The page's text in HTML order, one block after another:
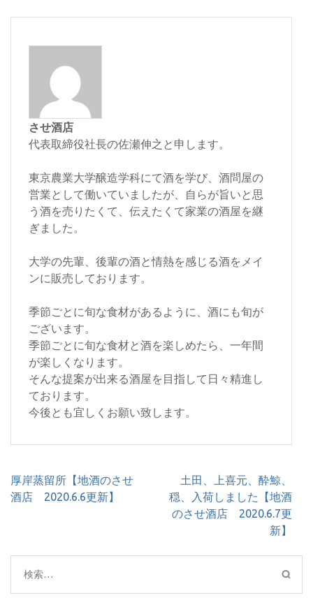
させ酒店
代表取締役社長の佐瀬伸之と申します。
東京農業大学醸造学科にて酒を学び、酒問屋の
営業として働いていましたが、自らが旨いと思
う酒を売りたくて、伝えたくて家業の酒屋を継
ぎました。
大学の先輩、後輩の酒と情熱を感じる酒をメイ
ンに販売しております。
季節ごとに旬な食材があるように、酒にも旬が
ございます。
季節ごとに旬な食材と酒を楽しめたら、一年間
が楽しくなります。
そんな提案が出来る酒屋を目指して日々精進し
ております。
今後とも宜しくお願い致します。
投
稿
シ
厚岸蒸留所【地酒のさせ
酒店 2020.6.6更新】
土田、上喜元、酔鯨、
穏、入荷しました【地酒
のさせ酒店 2020.6.7更
新】
検
索: